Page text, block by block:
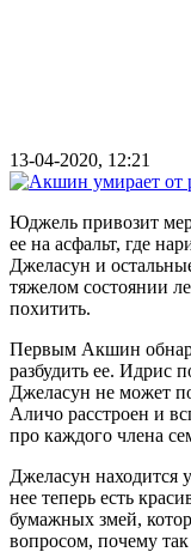
13-04-2020, 12:21
Юджель привозит
ее на асфальт, где
Джеласун и
тяжелом состоянии
похитить.
Первым Акшин
разбудить ее. Идрис
Джеласун не может
Аличо расстроен и
про каждого члена
Джеласун
нее теперь есть
бумажных змей,
вопросом, почему так